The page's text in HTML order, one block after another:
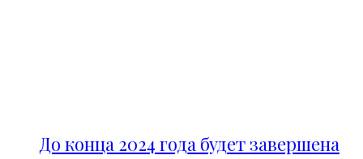
До конца 2024 года будет завершена